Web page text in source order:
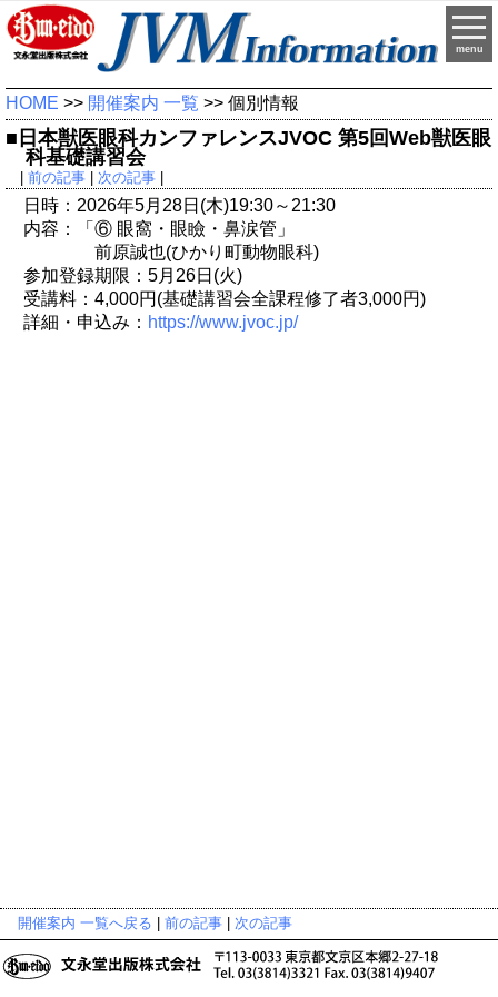
menu
HOME >> 開催案内 一覧 >> 個別情報
■日本獣医眼科カンファレンスJVOC 第5回Web獣医眼
科基礎講習会
| 前の記事| 次の記事|
日時：2026年5月28日(木)19:30～21:30
内容：「⑥ 眼窩・眼瞼・鼻涙管」
前原誠也(ひかり町動物眼科)
参加登録期限：5月26日(火)
受講料：4,000円(基礎講習会全課程修了者3,000円)
詳細・申込み： https://www.jvoc.jp/
開催案内 一覧へ戻る 前の記事 次の記事